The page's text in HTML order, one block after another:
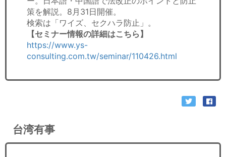
策を解説。8月31日開催。
検索は「ワイズ、セクハラ防止」。
【セミナー情報の詳細はこちら】
https://www.ys-
consulting.com.tw/seminar/110426.html
台湾有事